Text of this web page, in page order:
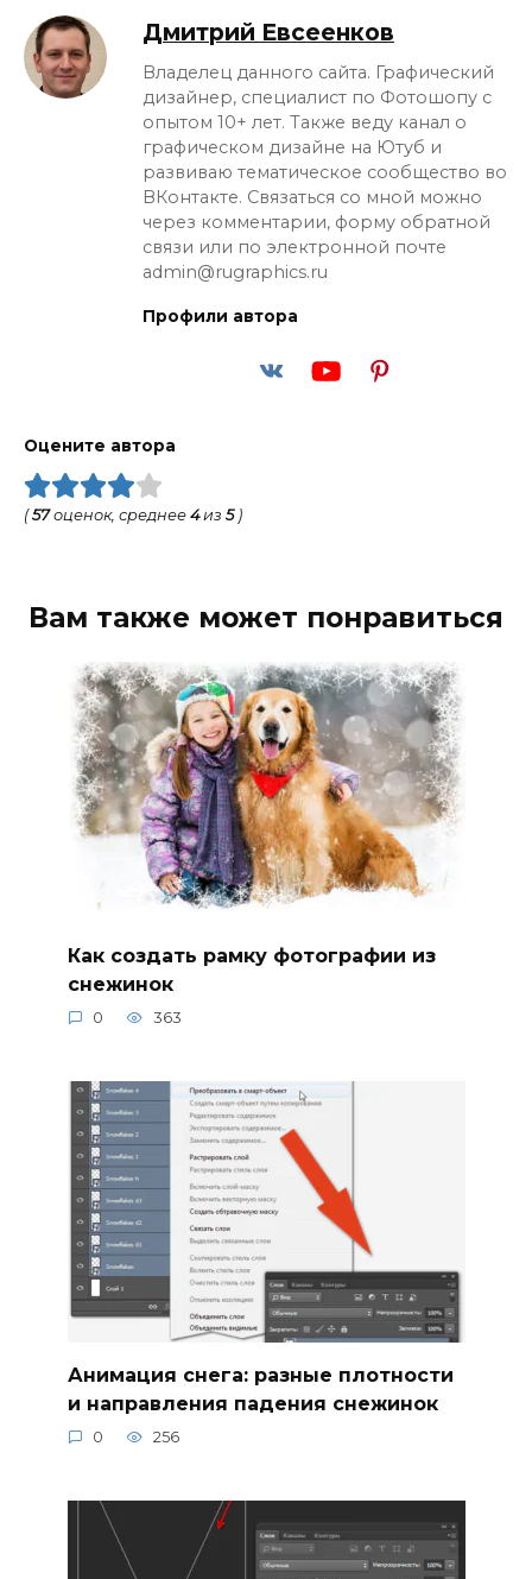
Дмитрий Евсеенков
Владелец данного сайта. Графический
дизайнер, специалист по Фотошопу с
опытом 10+ лет. Также веду канал о
графическом дизайне на Ютуб и
развиваю тематическое сообщество во
ВКонтакте. Связаться со мной можно
через комментарии, форму обратной
связи или по электронной почте
admin@rugraphics.ru
Профили автора
Оцените автора
(57оценок, среднее 4из 5)
Вам также может понравиться
Как создать рамку фотографии из
снежинок
0 363
Анимация снега: разные плотности
и направления падения снежинок
0 256